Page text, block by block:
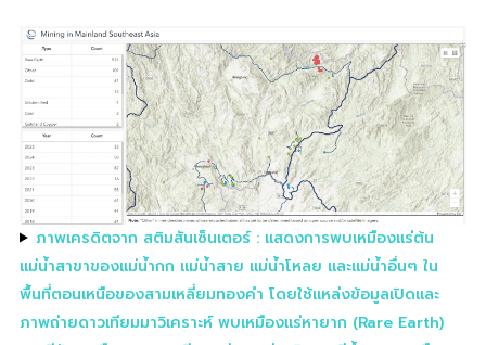
ภาพเครดิตจาก สติมสันเซ็นเตอร์ : แสดงการพบเหมืองแร่ต้น
แม่น้ำสาขาของแม่น้ำกก แม่น้ำสาย แม่น้ำโหลย และแม่น้ำอื่นๆ ใน
พื้นที่ตอนเหนือของสามเหลี่ยมทองคำ โดยใช้แหล่งข้อมูลเปิดและ
ภาพถ่ายดาวเทียมมาวิเคราะห์ พบเหมืองแร่หายาก (Rare Earth)